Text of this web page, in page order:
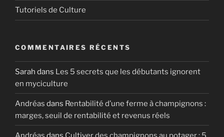
Tutoriels de Culture
COMMENTAIRES RÉCENTS
Sarah dans Les 5 secrets que les débutants ignorent
en myciculture
Andréas dans Rentabilité d’une ferme à champignons :
marges, seuil de rentabilité et revenus réels